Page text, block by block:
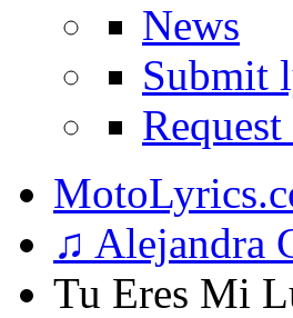
News
Submit
♫ Alejandra
Tu Eres Mi